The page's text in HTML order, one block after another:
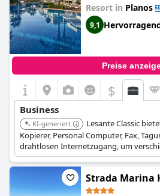
Resort in Planos
9,1
Preise
$
Business
KI-generiert
Lesante Classic
Kopierer, Personal Computer, Fax,
drahtlosen Internetzugang, um
Geschäftsanforderungen gerecht zu
einen Tagungsraum mit einer
und 200 qm Ausstellungsfläche.
Strada Marina